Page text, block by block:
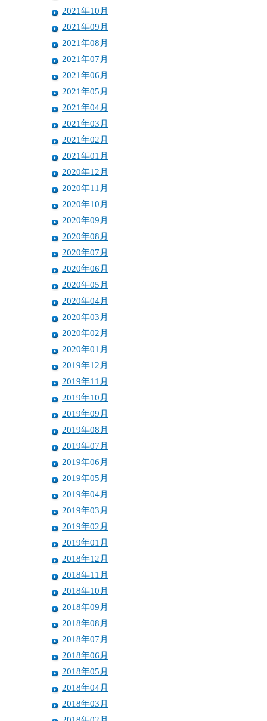
2021年10月
2021年09月
2021年08月
2021年07月
2021年06月
2021年05月
2021年04月
2021年03月
2021年02月
2021年01月
2020年12月
2020年11月
2020年10月
2020年09月
2020年08月
2020年07月
2020年06月
2020年05月
2020年04月
2020年03月
2020年02月
2020年01月
2019年12月
2019年11月
2019年10月
2019年09月
2019年08月
2019年07月
2019年06月
2019年05月
2019年04月
2019年03月
2019年02月
2019年01月
2018年12月
2018年11月
2018年10月
2018年09月
2018年08月
2018年07月
2018年06月
2018年05月
2018年04月
2018年03月